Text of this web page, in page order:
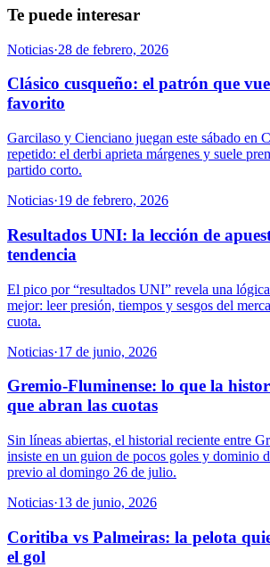
Te puede interesar
Noticias·28 de febrero, 2026
Clásico cusqueño: el patrón que
favorito
Garcilaso y Cienciano juegan este sábado en
repetido: el derbi aprieta márgenes y suele
partido corto.
Noticias·19 de febrero, 2026
Resultados UNI: la lección de
tendencia
El pico por “resultados UNI” revela una
mejor: leer presión, tiempos y sesgos del
cuota.
Noticias·17 de junio, 2026
Gremio-Fluminense: lo que la
que abran las cuotas
Sin líneas abiertas, el historial reciente entre
insiste en un guion de pocos goles y dominio
previo al domingo 26 de julio.
Noticias·13 de junio, 2026
Coritiba vs Palmeiras: la pelota
el gol